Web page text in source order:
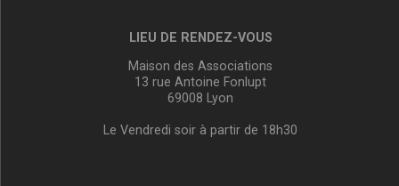
LIEU DE RENDEZ-VOUS
Maison des Associations
13 rue Antoine Fonlupt
69008 Lyon
Le Vendredi soir à partir de 18h30